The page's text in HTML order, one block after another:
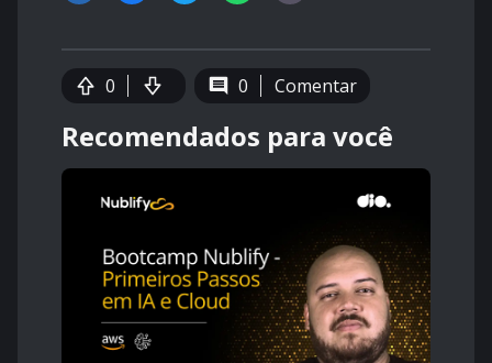
0 0 Comentar
Recomendados para você